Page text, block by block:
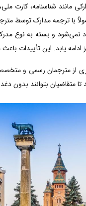
مانند شناسنامه، کارت
با ترجمه مدارک توسط
و بسته به نوع مدرک
یابد. این تأییدات
از مترجمان رسمی و
متقاضیان بتوانند بدون